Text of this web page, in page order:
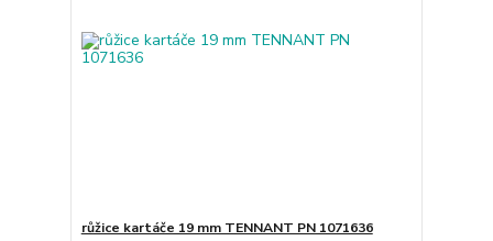
růžice kartáče 19 mm TENNANT PN 1071636